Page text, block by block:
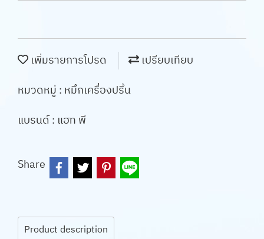
เพิ่มรายการโปรด
เปรียบเทียบ
หมวดหมู่ : หมึกเครื่องปริ้น
แบรนด์ : แฮท พี
Share
Product description